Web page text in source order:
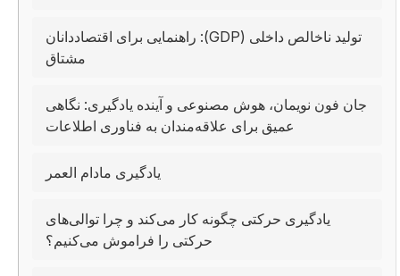
تولید ناخالص داخلی (GDP): راهنمایی برای اقتصاددانان
مشتاق
جان فون نویمان، هوش مصنوعی و آینده یادگیری: نگاهی
عمیق برای علاقه‌مندان به فناوری اطلاعات
یادگیری مادام العمر
یادگیری حرکتی چگونه کار می‌کند و چرا توالی‌های
حرکتی را فراموش می‌کنیم؟